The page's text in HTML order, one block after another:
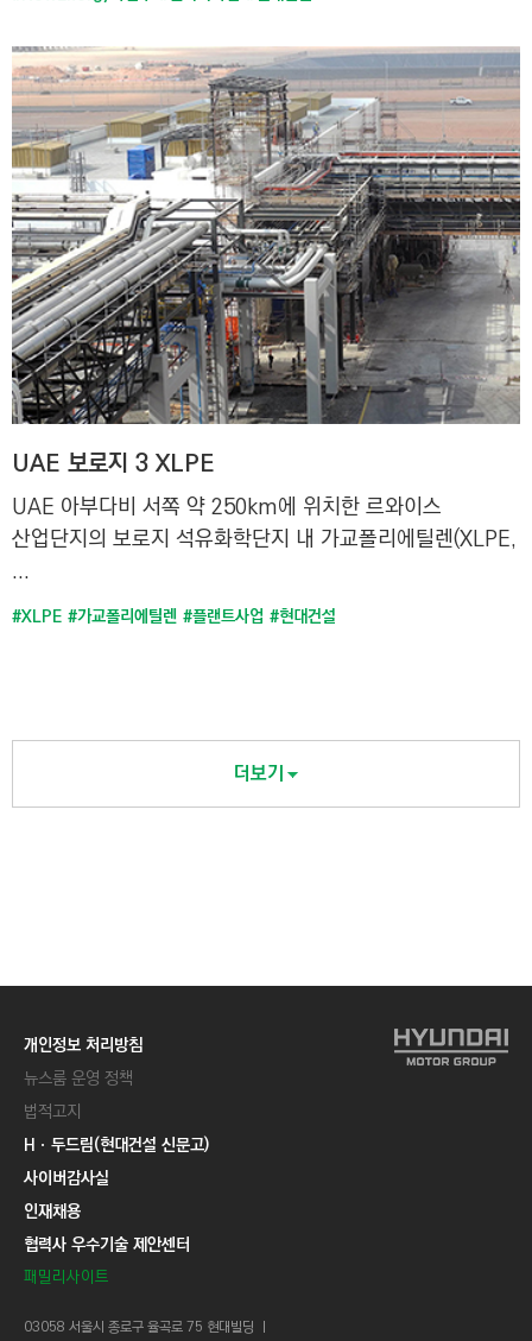
UAE 보로지 3 XLPE
UAE 아부다비 서쪽 약 250km에 위치한 르와이스
산업단지의 보로지 석유화학단지 내 가교폴리에틸렌(XLPE,
...
#XLPE #가교폴리에틸렌 #플랜트사업 #현대건설
더보기
개인정보 처리방침
뉴스룸 운영 정책
법적고지
Hㆍ두드림(현대건설 신문고)
사이버감사실
인재채용
협력사 우수기술 제안센터
패밀리사이트
03058 서울시 종로구 율곡로 75 현대빌딩 ㅣ